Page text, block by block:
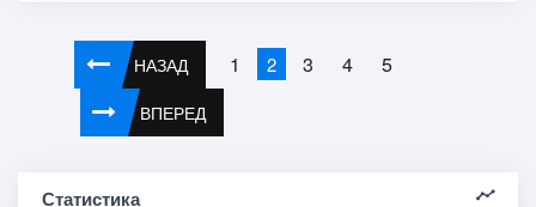
НАЗАД 1 2 3 4 5
ВПЕРЕД
Статистика